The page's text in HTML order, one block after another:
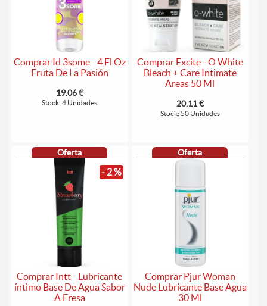
Comprar Id 3some - 4 Fl Oz
Fruta De La Pasión
19.06 €
Stock: 4 Unidades
Comprar Excite - O White
Bleach + Care Intimate
Areas 50 Ml
20.11 €
Stock: 50 Unidades
Oferta
- 2 %
Comprar Intt - Lubricante
íntimo Base De Agua Sabor
A Fresa
Oferta
Comprar Pjur Woman
Nude Lubricante Base Agua
30 Ml